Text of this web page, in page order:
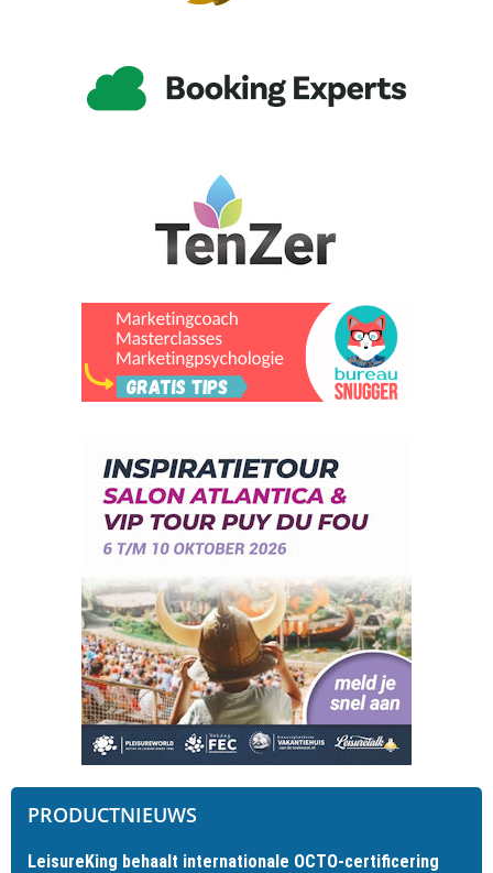
PRODUCTNIEUWS
LeisureKing behaalt internationale OCTO-certificering